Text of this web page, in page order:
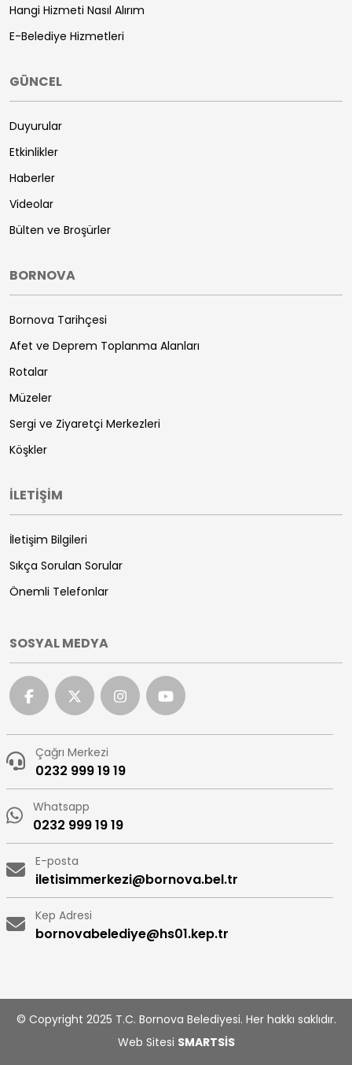
Hangi Hizmeti Nasıl Alırım
E-Belediye Hizmetleri
GÜNCEL
Duyurular
Etkinlikler
Haberler
Videolar
Bülten ve Broşürler
BORNOVA
Bornova Tarihçesi
Afet ve Deprem Toplanma Alanları
Rotalar
Müzeler
Sergi ve Ziyaretçi Merkezleri
Köşkler
İLETİŞİM
İletişim Bilgileri
Sıkça Sorulan Sorular
Önemli Telefonlar
SOSYAL MEDYA
Çağrı Merkezi
0232 999 19 19
Whatsapp
0232 999 19 19
E-posta
iletisimmerkezi@bornova.bel.tr
Kep Adresi
bornovabelediye@hs01.kep.tr
© Copyright 2025 T.C. Bornova Belediyesi. Her hakkı saklıdır.
Web Sitesi SMARTSİS